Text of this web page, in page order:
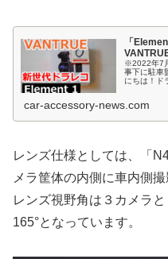
「
※2022年7
事下に駐車
にちは！ド
car-accessory-news.com
レンズ仕様としては、「
メラ筐体の内側に車内側
レンズ視野角は３カメラ
165°となっています。